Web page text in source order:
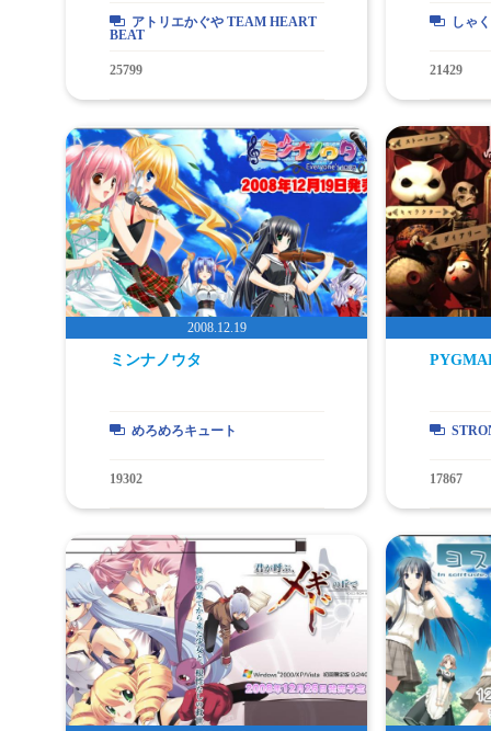
アトリエかぐや TEAM HEART
BEAT
25799
しゃ
21429
ミンナノウタ
めろめろキュート
19302 17867